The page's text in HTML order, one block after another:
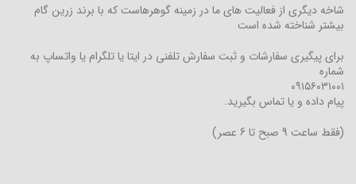
شاخه دیگری از فعالیت های ما در زمینه گوهرهاست که با برند زرین گام
بیشتر شناخته شده است
برای پیگیری سفارشات و ثبت سفارش تلفنی در ایتا یا تلگرام یا واتساپ به
شماره
۰۹۱۵۶۰۳۱۰۰۱
پیام داده و یا تماس بگیرید.
(فقط ساعت 9 صبح تا 6 عصر)